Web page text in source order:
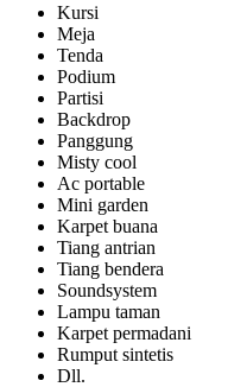
Kursi
Meja
Tenda
Podium
Partisi
Backdrop
Panggung
Misty cool
Ac portable
Mini garden
Karpet buana
Tiang antrian
Tiang bendera
Soundsystem
Lampu taman
Karpet permadani
Rumput sintetis
Dll.